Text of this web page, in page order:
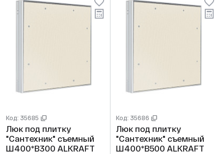
Код: 35685
Люк под плитку
"Сантехник" съемный
Ш400*В300 ALKRAFT
Код: 35686
Люк под плитку
"Сантехник" съемный
Ш400*В500 ALKRAFT